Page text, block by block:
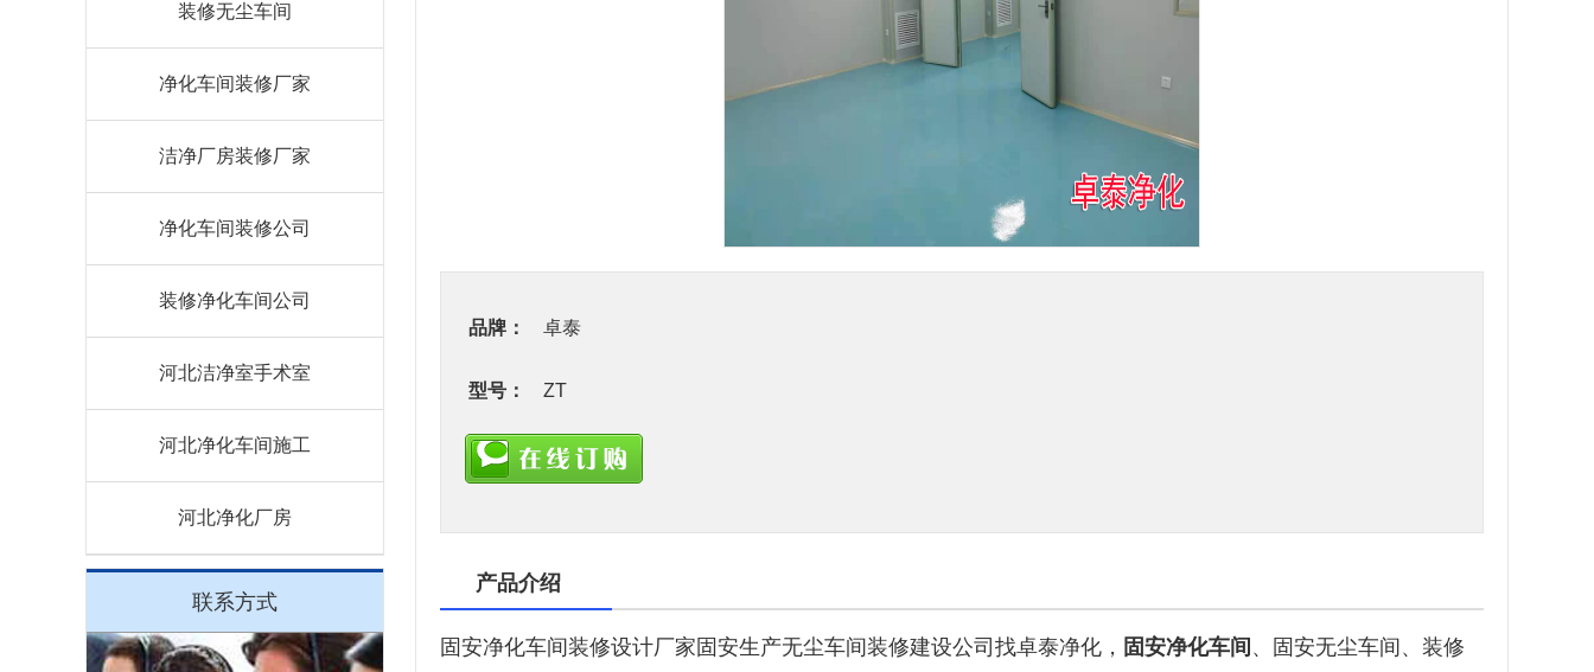
装修无尘车间
净化车间装修厂家
洁净厂房装修厂家
净化车间装修公司
装修净化车间公司
河北洁净室手术室
河北净化车间施工
河北净化厂房
联系方式
品牌： 卓泰
型号： ZT
产品介绍
固安净化车间装修设计厂家固安生产无尘车间装修建设公司找卓泰净化， 固安净化车间 、固安无尘车间、装修